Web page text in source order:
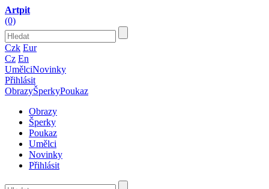
Artpit
(0)
Czk Eur
Cz En
UmělciNovinky
Přihlásit
ObrazyŠperkyPoukaz
Obrazy
Šperky
Poukaz
Umělci
Novinky
Přihlásit